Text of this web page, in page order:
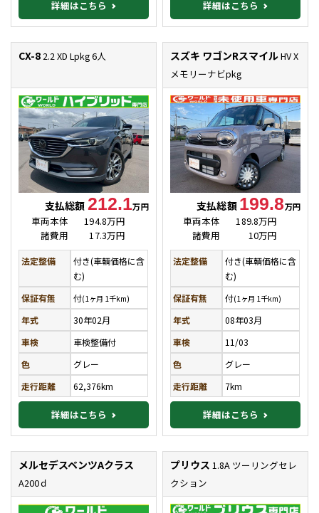
詳細はこちら 詳細はこちら
CX-82.2 XD Lpkg 6人
支払総額 212.1万円
車両本体
194.8万円
諸費用
17.3万円
法定整備
付き(車輌価格に含
む)
保証有無
付(1ヶ月 1千km)
年式
30年02月
車検
車検整備付
色
グレー
走行距離
62,376km
詳細はこちら
スズキ ワゴンRスマイルHV X
メモリーナビpkg
支払総額 199.8万円
車両本体
189.8万円
諸費用
10万円
法定整備
付き(車輌価格に含
む)
保証有無
付(1ヶ月 1千km)
年式
08年03月
車検
11/03
色
グレー
走行距離
7km
詳細はこちら
メルセデスベンツAクラス
A200ｄ
プリウス 1.8A ツーリングセレ
クション